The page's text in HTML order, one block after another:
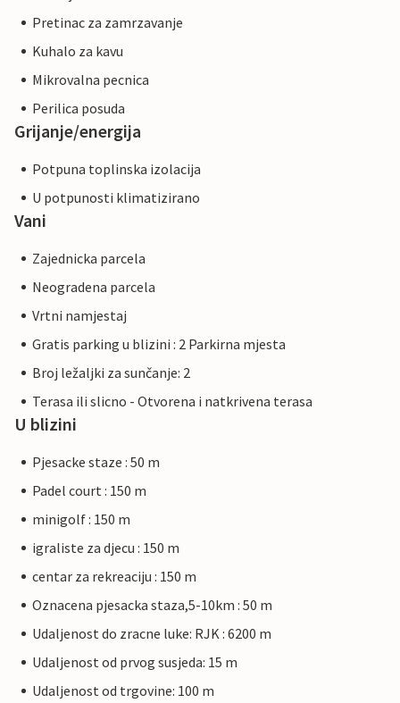
Pretinac za zamrzavanje
Kuhalo za kavu
Mikrovalna pecnica
Perilica posuda
Grijanje/energija
Potpuna toplinska izolacija
U potpunosti klimatizirano
Vani
Zajednicka parcela
Neogradena parcela
Vrtni namjestaj
Gratis parking u blizini : 2 Parkirna mjesta
Broj ležaljki za sunčanje: 2
Terasa ili slicno - Otvorena i natkrivena terasa
U blizini
Pjesacke staze : 50 m
Padel court : 150 m
minigolf : 150 m
igraliste za djecu : 150 m
centar za rekreaciju : 150 m
Oznacena pjesacka staza,5-10km : 50 m
Udaljenost do zracne luke: RJK : 6200 m
Udaljenost od prvog susjeda: 15 m
Udaljenost od trgovine: 100 m